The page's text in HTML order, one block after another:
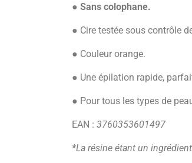
● Sans colophane.
● Cire testée sous contrôle
● Couleur orange.
● Une épilation rapide,
● Pour tous les types de
EAN : 3760353601497
*La résine étant un